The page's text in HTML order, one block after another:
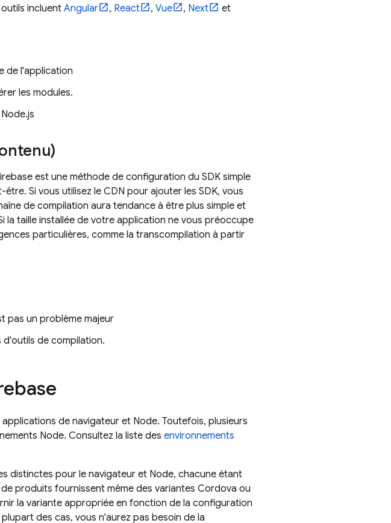
incluentAngular , React , Vue , Next
et
de l'application
les modules.
est une méthode de configuration du SDK simple
Si vous utilisez le CDN pour ajouter les SDK, vous
de compilation aura tendance à être plus simple et
la taille installée de votre application ne vous préoccupe
particulières, comme la transcompilation à partir
pas un problème majeur
de compilation.
de navigateur et Node. Toutefois, plusieurs
Node. Consultez la liste des environnements
distinctes pour le navigateur et Node, chacune étant
produits fournissent même des variantes Cordova ou
la variante appropriée en fonction de la configuration
des cas, vous n'aurez pas besoin de la